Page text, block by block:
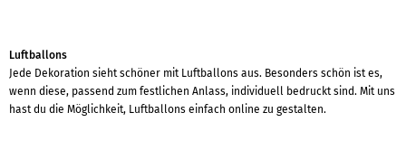
Luftballons
Jede Dekoration sieht schöner mit Luftballons aus. Besonders schön ist es,
wenn diese, passend zum festlichen Anlass, individuell bedruckt sind. Mit uns
hast du die Möglichkeit, Luftballons einfach online zu gestalten.